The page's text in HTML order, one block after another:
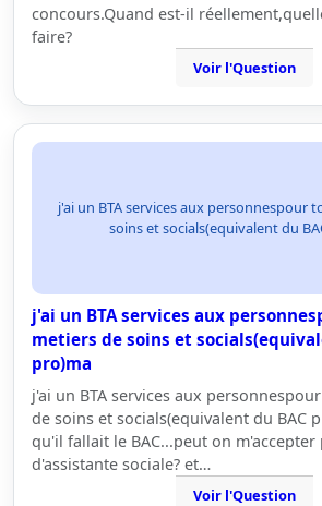
concours.Quand est-il
faire?
Voir l'Question
j'ai un BTA services aux personnespour
soins et socials(equivalent du
j'ai un BTA services aux
metiers de soins et
pro)ma
j'ai un BTA services aux
de soins et socials(equivalent du BAC
qu'il fallait le BAC...peut on
d'assistante sociale? et…
Voir l'Question